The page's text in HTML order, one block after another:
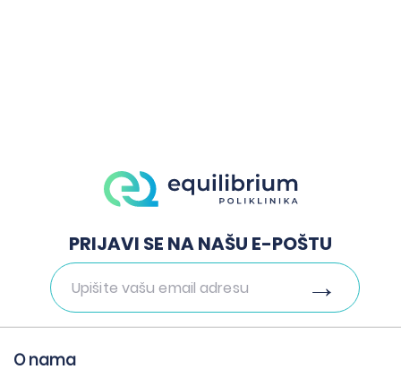
PRIJAVI SE NA NAŠU E-POŠTU
O nama